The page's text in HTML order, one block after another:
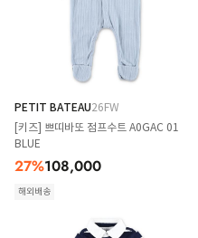
PETIT BATEAU26FW
[키즈] 쁘띠바또 점프수트 A0GAC 01
BLUE
27%108,000
해외배송